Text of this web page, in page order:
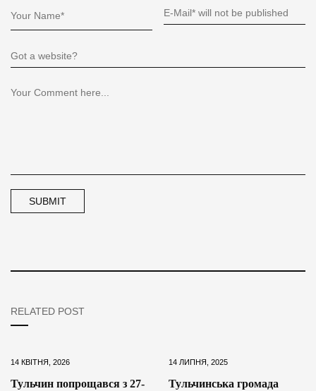
RELATED POST
14 КВІТНЯ, 2026
Тульчин попрощався з 27-
14 ЛИПНЯ, 2025
Тульчинська громада